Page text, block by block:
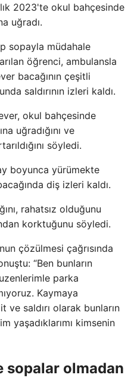
2023'te okul bahçesinde
uğradı.
sopayla müdahale
öğrenci, ambulansla
bacağının çeşitli
saldırının izleri kaldı.
okul bahçesinde
uğradığını ve
söyledi.
boyunca yürümekte
diş izleri kaldı.
rahatsız olduğunu
korktuğunu söyledi.
çözülmesi çağrısında
“Ben bunların
parka
Kaymaya
ve saldırı olarak bunların
yaşadıklarımı kimsenin
sopalar olmadan